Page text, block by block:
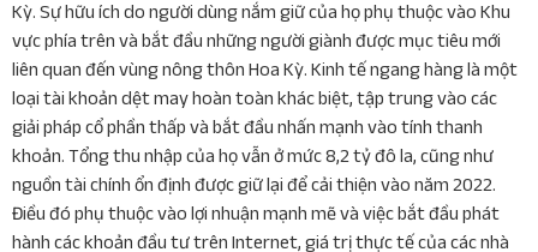
Kỳ. Sự hữu ích do người dùng nắm giữ của họ phụ thuộc vào Khu
vực phía trên và bắt đầu những người giành được mục tiêu mới
liên quan đến vùng nông thôn Hoa Kỳ. Kinh tế ngang hàng là một
loại tài khoản dệt may hoàn toàn khác biệt, tập trung vào các
giải pháp cổ phần thấp và bắt đầu nhấn mạnh vào tính thanh
khoản. Tổng thu nhập của họ vẫn ở mức 8,2 tỷ đô la, cũng như
nguồn tài chính ổn định được giữ lại để cải thiện vào năm 2022.
Điều đó phụ thuộc vào lợi nhuận mạnh mẽ và việc bắt đầu phát
hành các khoản đầu tư trên Internet, giá trị thực tế của các nhà